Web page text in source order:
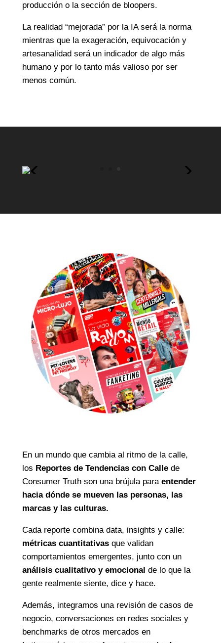
producción o la sección de bloopers.
La realidad “mejorada” por la IA será la norma
mientras que la exageración, equivocación y
artesanalidad será un indicador de algo más
humano y por lo tanto más valioso por ser
menos común.
En un mundo que cambia al ritmo de la calle,
losReportes de Tendencias con Callede
Consumer Truth son una brújula paraentender
hacia dónde se mueven las personas, las
marcas y las culturas.
Cada reporte combina data, insights y calle:
métricas cuantitativasque validan